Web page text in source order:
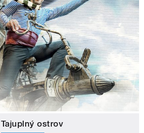
Tajuplný ostrov